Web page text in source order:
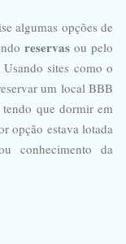
algumas opções de
reservas ou pelo
sites como o
um local BBB
que dormir em
opção estava lotada
conhecimento da